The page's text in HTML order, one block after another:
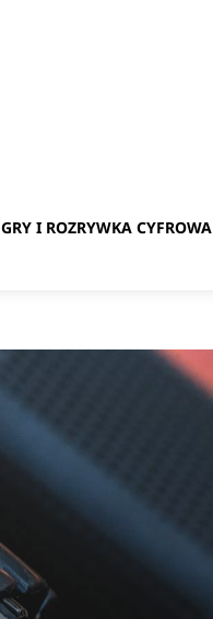
GRY I ROZRYWKA CYFROWA